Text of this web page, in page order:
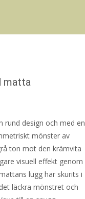
matta
rund design och med en
mönster av
ton mot den krämvita
visuell effekt genom
lugg har skurits i
läckra mönstret och